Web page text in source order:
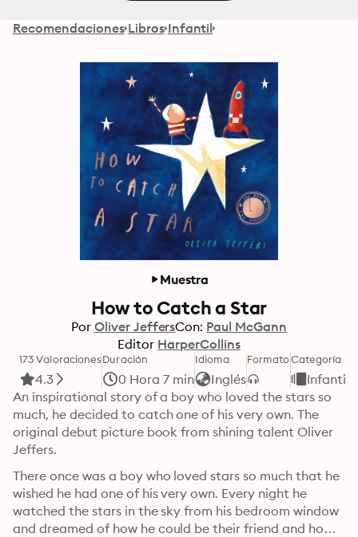
Recomendaciones Libros Infantil
Muestra
How to Catch a Star
Por Oliver JeffersCon: Paul McGann
Editor HarperCollins
173 Valoraciones
4.3
Duración
0 Hora 7 min
Idioma
Inglés
FormatoCategoría
Infantil
An inspirational story of a boy who loved the stars so
much, he decided to catch one of his very own. The
original debut picture book from shining talent Oliver
Jeffers.
There once was a boy who loved stars so much that he
wished he had one of his very own. Every night he
watched the stars in the sky from his bedroom window
and dreamed of how he could be their friend and how